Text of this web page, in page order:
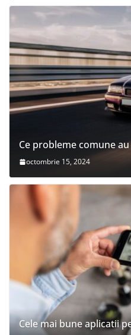
Ce probleme comune
octombrie 15, 2024
Cele mai bune aplicatii